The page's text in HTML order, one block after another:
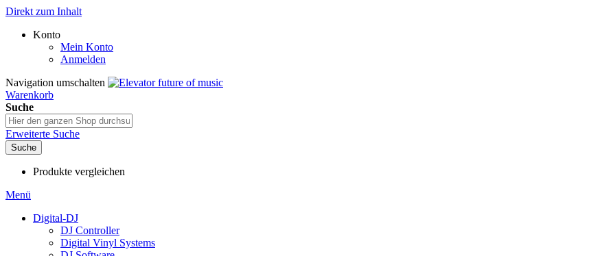
Direkt zum Inhalt
Konto
Mein Konto
Anmelden
Navigation umschalten
Warenkorb
Suche
Erweiterte Suche
Suche
Produkte vergleichen
Menü
Digital-DJ
DJ Controller
Digital Vinyl Systems